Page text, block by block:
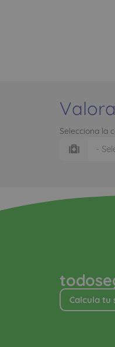
Selecciona la
Calcula tu